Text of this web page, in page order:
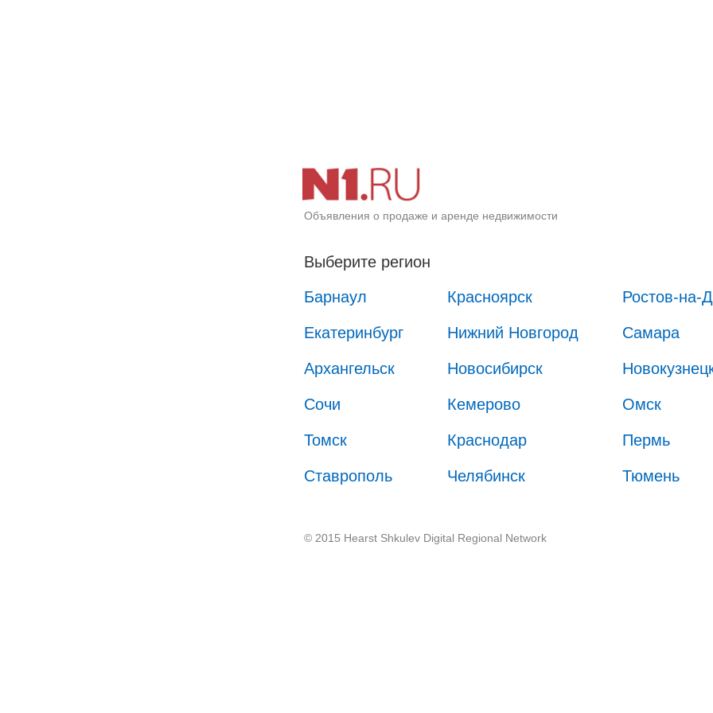
Объявления о продаже и аренде недвижимости
Выберите регион
Барнаул
Красноярск Ростов-на-
Екатеринбург Нижний Новгород Самара
Архангельск Новосибирск
Сочи Кемерово Омск
Томск Краснодар Пермь
Ставрополь Челябинск Тюмень
© 2015 Hearst Shkulev Digital Regional Network